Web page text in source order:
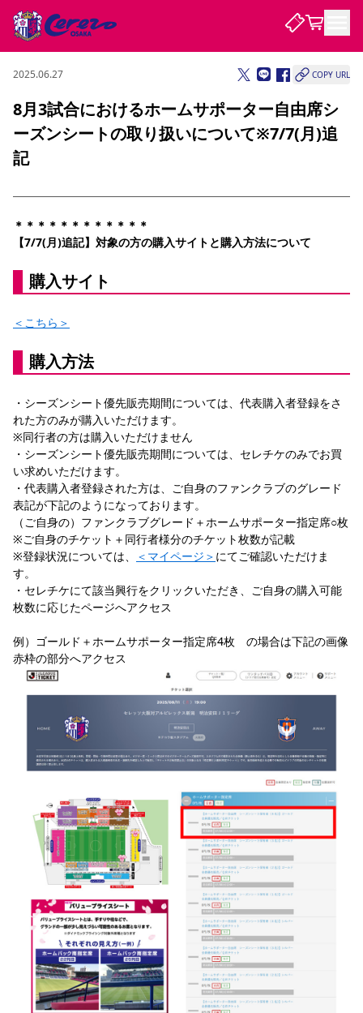
試合・チーム
試合について
試合日程 / 結果
チームについて
選手・スタッフ スケジュール
アカデミー ハナサカプレーヤー 歴代所属選手
観戦する
チケット情報 販売スケジュール
シーズンシート
法人シーズンシート 福祉サービス
特定興行入場券
譲渡サービス リセールサービス
観戦ガイド
観戦マナー&ルール
YANMAR HANASAKA STADIUM
DAZNで観戦
DAZNで観戦
アウェイツアー
アウェイツアー
よくある質問
よくある質問
セレッソ大阪について
クラブ紹介 沿革
Lise（ライセンスビジネス）
サステナビリティポリシー SDGsのゴール
活動レポート
SPORT POSITIVE LEAGUES
スポーツクラブ
スポーツクラブ
関連団体/施設
長居公園 セレッソフットサルパーク
セレッソフットサルパーク長居
セレッソスポーツパーク舞洲 YANMAR HANASAKA STADIUM
セレッソ大阪アカデミー
大人のサッカースクール その他スポーツクラブ
ファンクラブ
SAKURA SOCIO
ニュース
ニュース
ホームタウン
パートナー スポーツクラブ メディア 30周年
レディース
アカデミー
2025.06.27 COPY URL
8月3試合におけるホームサポーター自由席シ
ーズンシートの取り扱いについて※7/7(月)追
記
＊＊＊＊＊＊＊＊＊＊＊＊
【7/7(月)追記】対象の方の購入サイトと購入方法について
購入サイト
＜こちら＞
購入方法
・シーズンシート優先販売期間については、代表購入者登録をさ
れた方のみが購入いただけます。
※同行者の方は購入いただけません
・シーズンシート優先販売期間については、セレチケのみでお買
い求めいただけます。
・代表購入者登録された方は、ご自身のファンクラブのグレード
表記が下記のようになっております。
（ご自身の）ファンクラブグレード＋ホームサポーター指定席○枚
※ご自身のチケット＋同行者様分のチケット枚数が記載
※登録状況については、
＜マイページ＞ にてご確認いただけま
す。
・セレチケにて該当興行をクリックいただき、ご自身の購入可能
枚数に応じたページへアクセス
例）ゴールド＋ホームサポーター指定席4枚　の場合は下記の画像
赤枠の部分へアクセス